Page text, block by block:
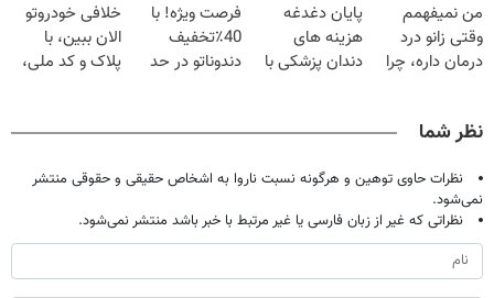
میلیون تومان!!!
(40%off)
میکنه
(40%تخفیف)
فقط ۲۵ میلیون
من نمیفهمم
وقتی زانو درد
درمان داره، چرا
پایان دغدغه
هزینه های
دندان پزشکی با
فرصت ویژه! با
40٪تخفیف
دندوناتو در حد
خلافی خودروتو
الان ببین، با
پلاک و کد ملی،
نظر شما
نظرات حاوی توهین و هرگونه نسبت ناروا به اشخاص حقیقی و حقوقی منتشر
نمی‌شود.
نظراتی که غیر از زبان فارسی یا غیر مرتبط با خبر باشد منتشر نمی‌شود.